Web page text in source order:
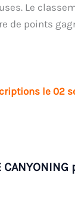
Le
de points
le 02